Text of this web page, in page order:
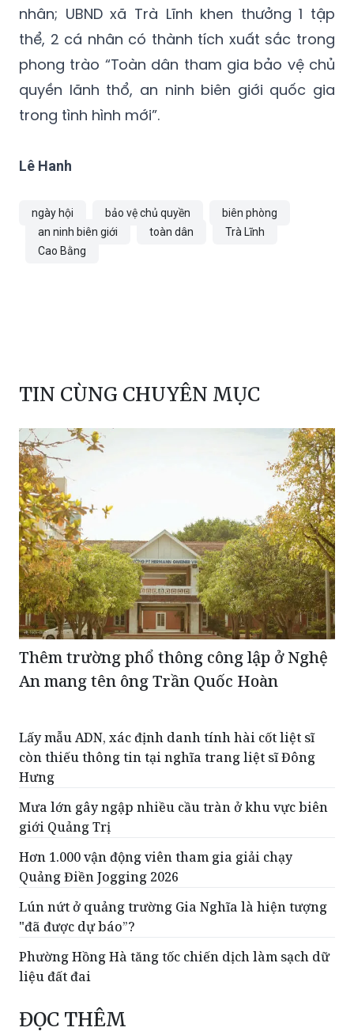
nhân; UBND xã Trà Lĩnh khen thưởng 1 tập
thể, 2 cá nhân có thành tích xuất sắc trong
phong trào “Toàn dân tham gia bảo vệ chủ
quyền lãnh thổ, an ninh biên giới quốc gia
trong tình hình mới”.
Lê Hanh
ngày hội bảo vệ chủ quyền
biên phòng
an ninh biên giới
toàn dân
Trà Lĩnh
Cao Bằng
TIN CÙNG CHUYÊN MỤC
Thêm trường phổ thông công lập ở Nghệ
An mang tên ông Trần Quốc Hoàn
Lấy mẫu ADN, xác định danh tính hài cốt liệt sĩ
còn thiếu thông tin tại nghĩa trang liệt sĩ Đông
Hưng
Mưa lớn gây ngập nhiều cầu tràn ở khu vực biên
giới Quảng Trị
Hơn 1.000 vận động viên tham gia giải chạy
Quảng Điền Jogging 2026
Lún nứt ở quảng trường Gia Nghĩa là hiện tượng
"đã được dự báo”?
Phường Hồng Hà tăng tốc chiến dịch làm sạch dữ
liệu đất đai
ĐỌC THÊM